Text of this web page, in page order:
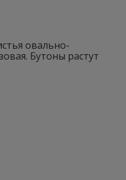
овально-
Бутоны растут